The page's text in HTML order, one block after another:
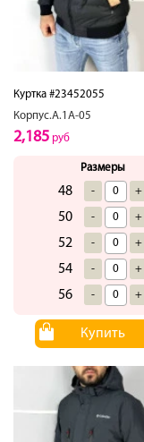
Куртка #23452055
Корпус.А.1А-05
2,185 руб
Размеры
48 - +
50 - +
52 - +
54 - +
56 - +
Купить